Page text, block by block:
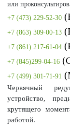
или
+7 (473) 229-52-30
+7 (863) 309-00-13
+7 (861) 217-61-04
+7 (845)299-04-16
+7 (499) 301-71-91
Червячный
устройство,
крутящего
работой.